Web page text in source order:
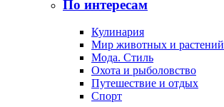
По интересам
Кулинария
Мир животных и растений
Мода. Стиль
Охота и рыболовство
Путешествие и отдых
Спорт